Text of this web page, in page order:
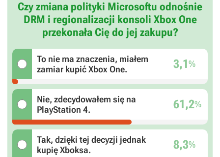
Czy zmiana polityki Microsoftu odnośnie
DRM i regionalizacji konsoli Xbox One
przekonała Cię do jej zakupu?
To nie ma znaczenia, miałem
zamiar kupić Xbox One.
3,1%
Nie, zdecydowałem się na
PlayStation 4.
61,2%
Tak, dzięki tej decyzji jednak
kupię Xboksa.
8,3%